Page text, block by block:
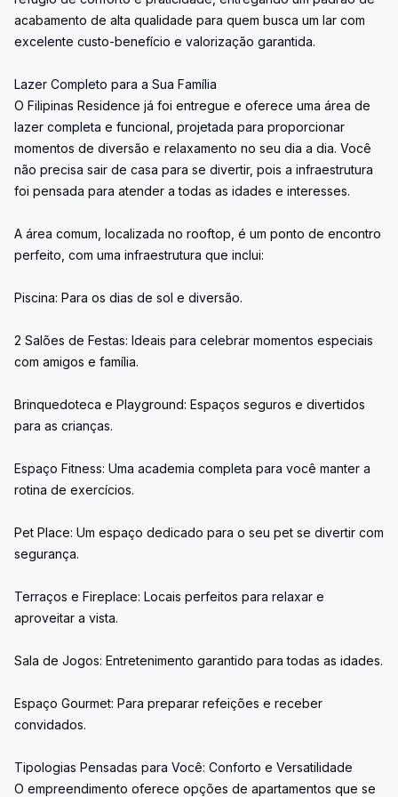
acabamento de alta qualidade para quem busca um lar com
excelente custo-benefício e valorização garantida.
Lazer Completo para a Sua Família
O Filipinas Residence já foi entregue e oferece uma área de
lazer completa e funcional, projetada para proporcionar
momentos de diversão e relaxamento no seu dia a dia. Você
não precisa sair de casa para se divertir, pois a infraestrutura
foi pensada para atender a todas as idades e interesses.
A área comum, localizada no rooftop, é um ponto de encontro
perfeito, com uma infraestrutura que inclui:
Piscina: Para os dias de sol e diversão.
2 Salões de Festas: Ideais para celebrar momentos especiais
com amigos e família.
Brinquedoteca e Playground: Espaços seguros e divertidos
para as crianças.
Espaço Fitness: Uma academia completa para você manter a
rotina de exercícios.
Pet Place: Um espaço dedicado para o seu pet se divertir com
segurança.
Terraços e Fireplace: Locais perfeitos para relaxar e
aproveitar a vista.
Sala de Jogos: Entretenimento garantido para todas as idades.
Espaço Gourmet: Para preparar refeições e receber
convidados.
Tipologias Pensadas para Você: Conforto e Versatilidade
O empreendimento oferece opções de apartamentos que se